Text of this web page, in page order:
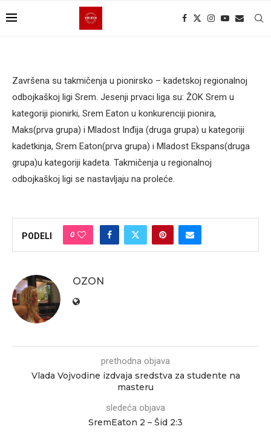
Završena su takmičenja u pionirsko – kadetskoj regionalnoj
odbojkaškoj ligi Srem. Jesenji prvaci liga su: ŽOK Srem u
kategoriji pionirki, Srem Eaton u konkurenciji pionira,
Maks(prva grupa) i Mladost Inđija (druga grupa) u kategoriji
kadetkinja, Srem Eaton(prva grupa) i Mladost Ekspans(druga
grupa)u kategoriji kadeta. Takmičenja u regionalnoj
odbojkaškoj ligi se nastavljaju na proleće.
PODELI 0
OZON
prethodna objava
Vlada Vojvodine izdvaja sredstva za studente na
masteru
sledeća objava
SremEaton 2 – Šid 2:3